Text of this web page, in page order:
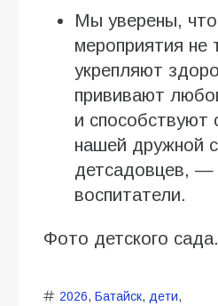
Мы уверены, что
мероприятия не
укрепляют
прививают
и способствуют
нашей дружной
детсадовцев, —
воспитатели.
Фото детского сада.
2026, Батайск, дети,